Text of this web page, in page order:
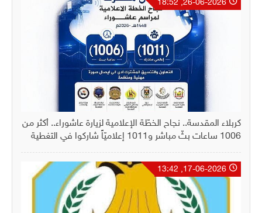
كربلاء المقدسة.. نجاح الخطّة الإعلامية لزيارة عاشوراء.. أكثر من
1006 ساعات بثّ مباشر و1011 إعلاميّاً شاركوا في التغطية